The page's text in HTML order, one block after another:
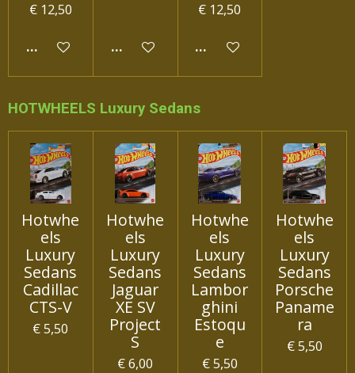
€ 12,50
IN WINKELWAGENIN WINKELWAGEN
€ 12,50
IN WINKELWAGEN
HOTWHEELS Luxury Sedans
Hotwhe
els
Luxury
Sedans
Cadillac
CTS-V
€ 5,50
Hotwhe
els
Luxury
Sedans
Jaguar
XE SV
Project
S
€ 6,00
Hotwhe
els
Luxury
Sedans
Lambor
ghini
Estoqu
e
€ 5,50
Hotwhe
els
Luxury
Sedans
Porsche
Paname
ra
€ 5,50